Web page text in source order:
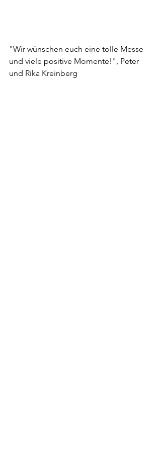
"Wir wünschen euch eine tolle Messe
und viele positive Momente!", Peter
und Rika Kreinberg